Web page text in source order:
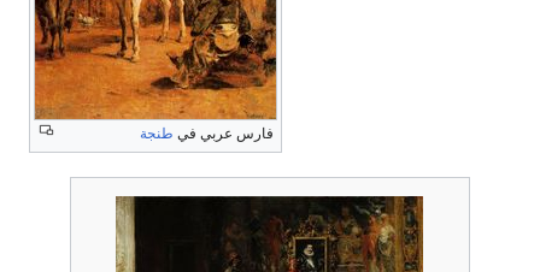
فارس عربي في طنجة